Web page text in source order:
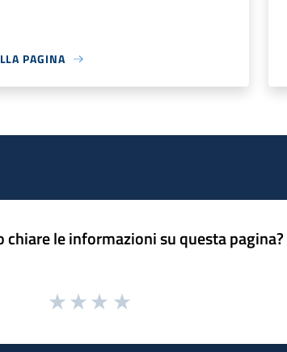
PAGINA
chiare le informazioni su questa pagina?